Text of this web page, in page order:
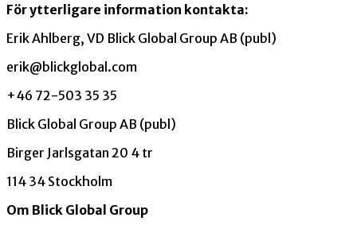
För ytterligare information kontakta:
Erik Ahlberg, VD Blick Global Group AB (publ)
erik@blickglobal.com
+46 72-503 35 35
Blick Global Group AB (publ)
Birger Jarlsgatan 20 4 tr
114 34 Stockholm
Om Blick Global Group